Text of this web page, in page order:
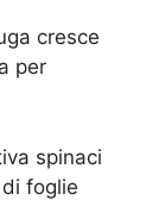
cresce
per
spinaci
foglie